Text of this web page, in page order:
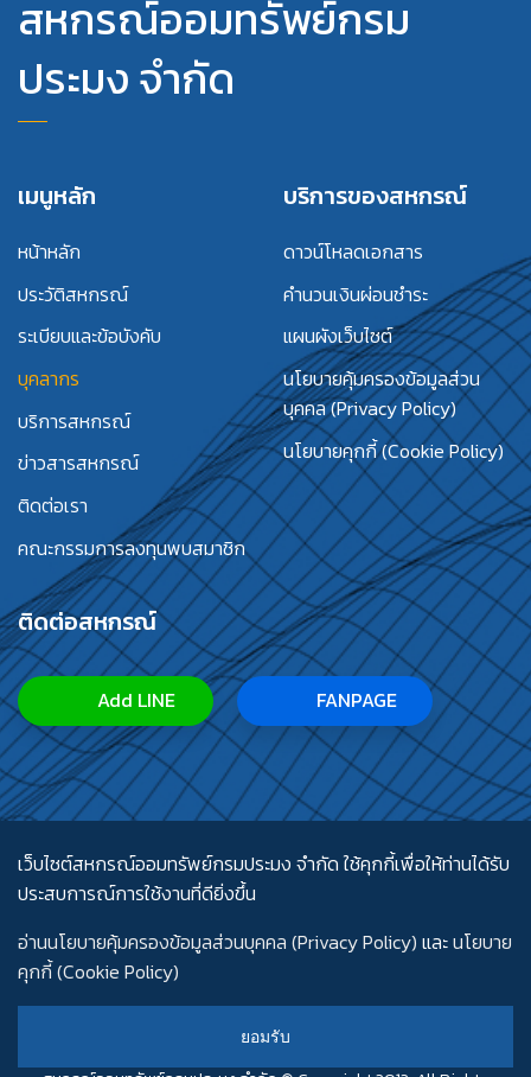
สหกรณ์ออมทรัพย์กรม
ประมง จำกัด
เมนูหลัก
หน้าหลัก
ประวัติสหกรณ์
ระเบียบและข้อบังคับ
บุคลากร
บริการสหกรณ์
ข่าวสารสหกรณ์
ติดต่อเรา
คณะกรรมการลงทุนพบสมาชิก
บริการของสหกรณ์
ดาวน์โหลดเอกสาร
คำนวนเงินผ่อนชำระ
แผนผังเว็บไซต์
นโยบายคุ้มครองข้อมูลส่วน
บุคคล (Privacy Policy)
นโยบายคุกกี้ (Cookie Policy)
ติดต่อสหกรณ์
Add LINE FANPAGE
เว็บไซต์สหกรณ์ออมทรัพย์กรมประมง จำกัด ใช้คุกกี้เพื่อให้ท่านได้รับ
ประสบการณ์การใช้งานที่ดียิ่งขึ้น
อ่านนโยบายคุ้มครองข้อมูลส่วนบุคคล (Privacy Policy) และนโยบาย
คุกกี้ (Cookie Policy)
ยอมรับ